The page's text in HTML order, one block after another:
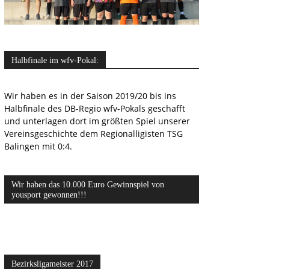
Halbfinale im wfv-Pokal:
Wir haben es in der Saison 2019/20 bis ins
Halbfinale des DB-Regio wfv-Pokals geschafft
und unterlagen dort im größten Spiel unserer
Vereinsgeschichte dem Regionalligisten TSG
Balingen mit 0:4.
Wir haben das 10.000 Euro Gewinnspiel von
yousport gewonnen!!!
Bezirksligameister 2017